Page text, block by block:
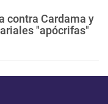
contra Cardama y
"apócrifas"